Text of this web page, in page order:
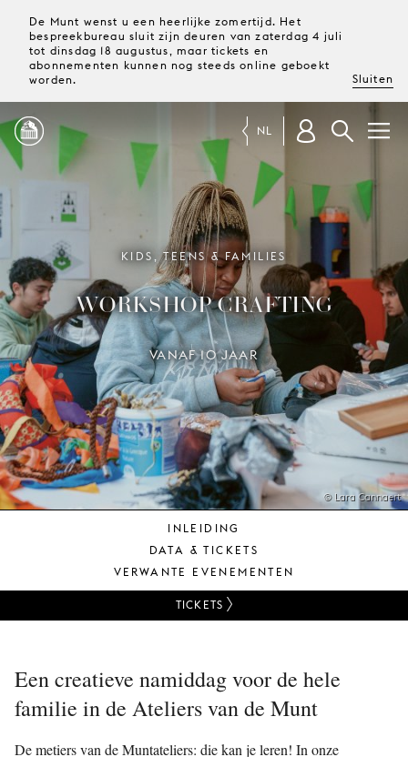
De Munt wenst u een heerlijke zomertijd. Het
bespreekbureau sluit zijn deuren van zaterdag 4 juli
tot dinsdag 18 augustus, maar tickets en
abonnementen kunnen nog steeds online geboekt
worden.
Sluiten
PROGRAMMA
MAGAZINE
TICKETS &
ABONNEMENTEN
UW
BEZOEK
JONG
PUBLIEK
DE
MUNT
ONS
NL
© Lara Cannaert
KIDS, TEENS & FAMILIES
WORKSHOP CRAFTING
VANAF 10 JAAR
INLEIDING
DATA & TICKETS
VERWANTE EVENEMENTEN
TICKETS
Een creatieve namiddag voor de hele
familie in de Ateliers van de Munt
De metiers van de Muntateliers: die kan je leren! In onze